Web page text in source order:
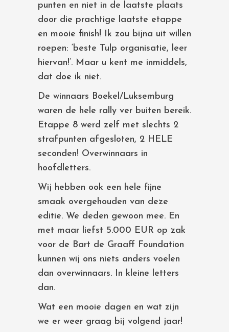
punten en niet in de laatste plaats
door die prachtige laatste etappe
en mooie finish! Ik zou bijna uit willen
roepen: ‘beste Tulp organisatie, leer
hiervan!’. Maar u kent me inmiddels,
dat doe ik niet.
De winnaars Boekel/Luksemburg
waren de hele rally ver buiten bereik.
Etappe 8 werd zelf met slechts 2
strafpunten afgesloten, 2 HELE
seconden! Overwinnaars in
hoofdletters.
Wij hebben ook een hele fijne
smaak overgehouden van deze
editie. We deden gewoon mee. En
met maar liefst 5.000 EUR op zak
voor de Bart de Graaff Foundation
kunnen wij ons niets anders voelen
dan overwinnaars. In kleine letters
dan.
Wat een mooie dagen en wat zijn
we er weer graag bij volgend jaar!